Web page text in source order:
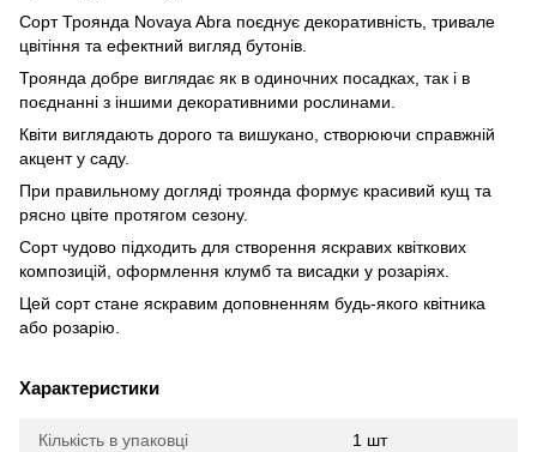
Сорт Троянда Novaya Abra поєднує декоративність, тривале
цвітіння та ефектний вигляд бутонів.
Троянда добре виглядає як в одиночних посадках, так і в
поєднанні з іншими декоративними рослинами.
Квіти виглядають дорого та вишукано, створюючи справжній
акцент у саду.
При правильному догляді троянда формує красивий кущ та
рясно цвіте протягом сезону.
Сорт чудово підходить для створення яскравих квіткових
композицій, оформлення клумб та висадки у розаріях.
Цей сорт стане яскравим доповненням будь-якого квітника
або розарію.
Характеристики
Кількість в упаковці 1 шт